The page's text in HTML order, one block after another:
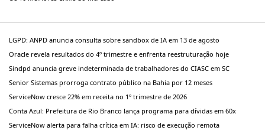
LGPD: ANPD anuncia consulta sobre sandbox de IA em 13 de agosto
Oracle revela resultados do 4º trimestre e enfrenta reestruturação hoje
Sindpd anuncia greve indeterminada de trabalhadores do CIASC em SC
Senior Sistemas prorroga contrato público na Bahia por 12 meses
ServiceNow cresce 22% em receita no 1º trimestre de 2026
Conta Azul: Prefeitura de Rio Branco lança programa para dívidas em 60x
ServiceNow alerta para falha crítica em IA: risco de execução remota